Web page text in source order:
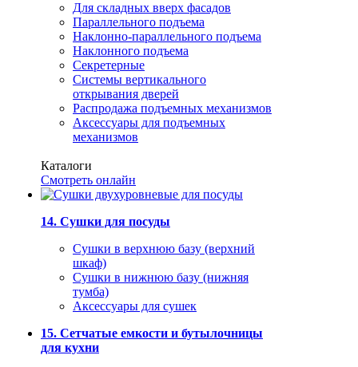
Для складных вверх фасадов
Параллельного подъема
Наклонно-параллельного подъема
Наклонного подъема
Секретерные
Системы вертикального
открывания дверей
Распродажа подъемных механизмов
Аксессуары для подъемных
механизмов
Каталоги
Смотреть онлайн
14. Сушки для посуды
Сушки в верхнюю базу (верхний
шкаф)
Сушки в нижнюю базу (нижняя
тумба)
Аксессуары для сушек
15. Сетчатые емкости и бутылочницы
для кухни